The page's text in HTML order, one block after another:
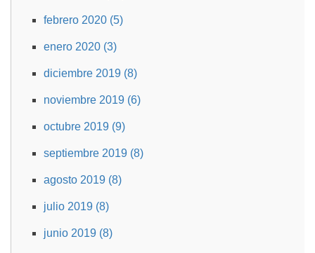
febrero 2020 (5)
enero 2020 (3)
diciembre 2019 (8)
noviembre 2019 (6)
octubre 2019 (9)
septiembre 2019 (8)
agosto 2019 (8)
julio 2019 (8)
junio 2019 (8)